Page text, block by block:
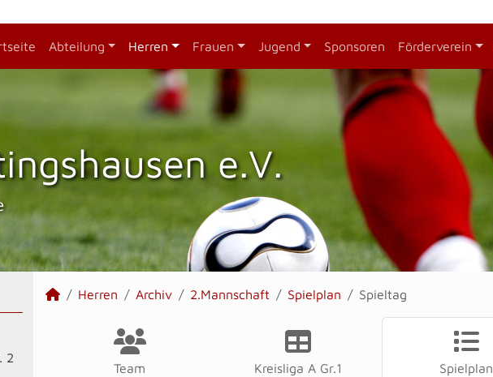
Abteilung Herren Frauen Jugend Sponsoren Förderverein
e.V.
2
Herren Archiv 2.Mannschaft Spielplan Spieltag
Team Kreisliga A Gr.1 Spielplan